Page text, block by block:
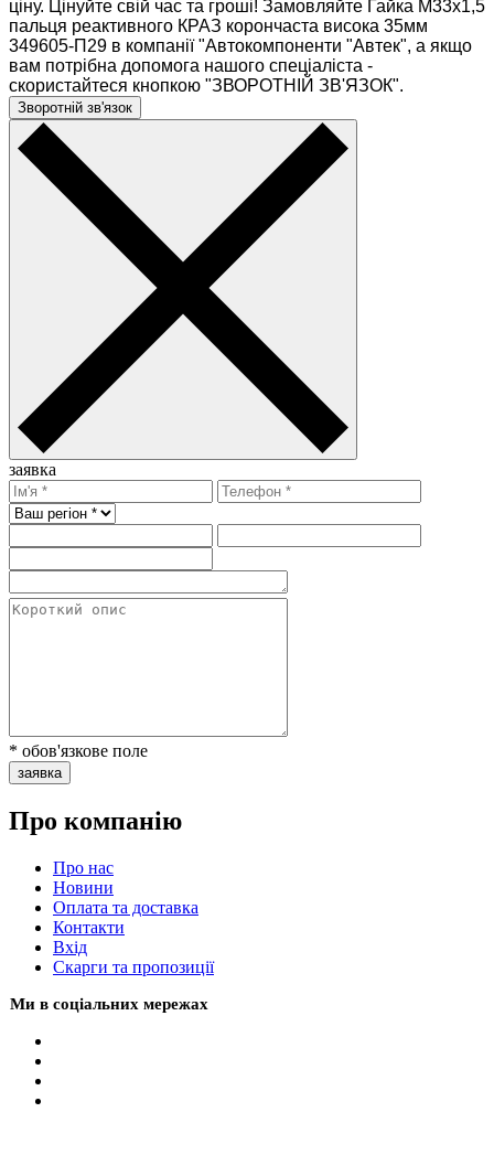
ціну. Цінуйте свій час та гроші! Замовляйте Гайка М33х1,5
пальця реактивного КРАЗ корончаcта висока 35мм
349605-П29 в компанії "Автокомпоненти "Автек", а якщо
вам потрібна допомога нашого спеціаліста -
скористайтеся кнопкою "ЗВОРОТНІЙ ЗВ'ЯЗОК".
Зворотній зв'язок
заявка
* обов'язкове поле
заявка
Про компанію
Про нас
Новини
Оплата та доставка
Контакти
Вхiд
Скарги та пропозиції
Ми в соціальних мережах